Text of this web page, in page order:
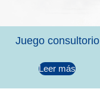
Juego consultorio
Leer más